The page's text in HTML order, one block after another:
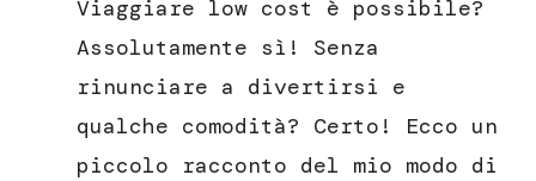
cost
York
Viaggiare low cost è possibile?
Assolutamente sì! Senza
rinunciare a divertirsi e
qualche comodità? Certo! Ecco un
piccolo racconto del mio modo di